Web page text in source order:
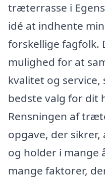
træterrasse i
idé at indhente
forskellige fagfolk.
mulighed for at
kvalitet og
bedste valg for dit
Rensningen af
opgave, der
og holder i mange
mange faktorer,